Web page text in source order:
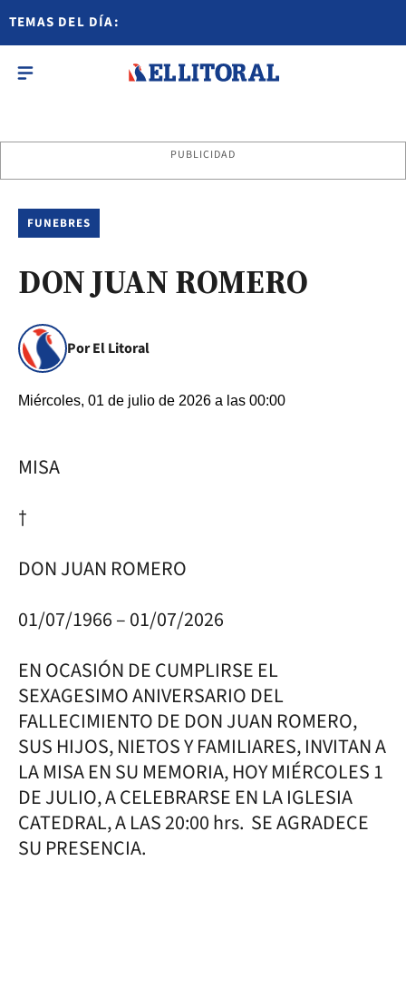
TEMAS DEL DÍA:
PUBLICIDAD
FUNEBRES
DON JUAN ROMERO
Por El Litoral
Miércoles, 01 de julio de 2026 a las 00:00
MISA
†
DON JUAN ROMERO
01/07/1966 – 01/07/2026
EN OCASIÓN DE CUMPLIRSE EL
SEXAGESIMO ANIVERSARIO DEL
FALLECIMIENTO DE DON JUAN ROMERO,
SUS HIJOS, NIETOS Y FAMILIARES, INVITAN A
LA MISA EN SU MEMORIA, HOY MIÉRCOLES 1
DE JULIO, A CELEBRARSE EN LA IGLESIA
CATEDRAL, A LAS 20:00 hrs. SE AGRADECE
SU PRESENCIA.